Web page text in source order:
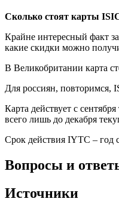
Сколько стоят карты
Крайне интересный факт
какие скидки можно
В Великобритании карта
Для россиян, повторимся,
Карта действует с
всего лишь до декабря
Срок действия IYTC – год
Вопросы и
Источники